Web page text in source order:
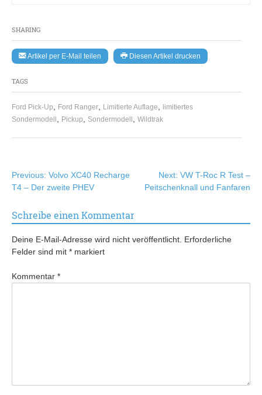
SHARING
Artikel per E-Mail teilen Diesen Artikel drucken
TAGS
Ford Pick-Up, Ford Ranger, Limitierte Auflage,
limitiertes
Sondermodell , Pickup, Sondermodell , Wildtrak
Beitragsnavigation
Previous: Volvo XC40 Recharge
T4 – Der zweite PHEV
Next: VW T-Roc R Test –
Peitschenknall und Fanfaren
Schreibe einen Kommentar
Deine E-Mail-Adresse wird nicht veröffentlicht. Erforderliche
Felder sind mit * markiert
Kommentar *